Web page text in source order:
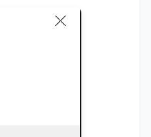
，点击弹框中的